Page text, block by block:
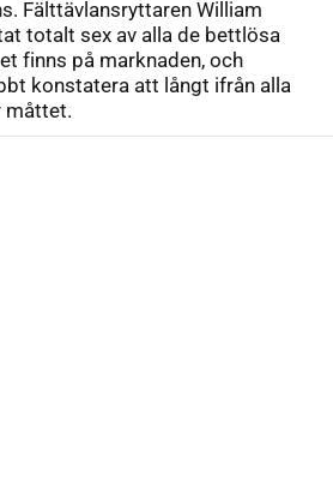
Fälttävlansryttaren William
totalt sex av alla de bettlösa
finns på marknaden, och
konstatera att långt ifrån alla
måttet.